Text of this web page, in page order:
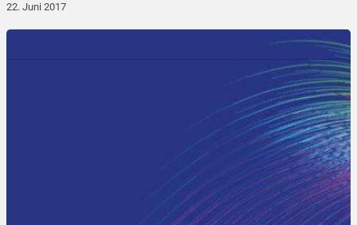
22. Juni 2017